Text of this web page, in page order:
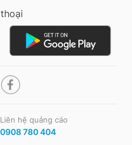
Liên hệ quảng cáo
0908 780 404